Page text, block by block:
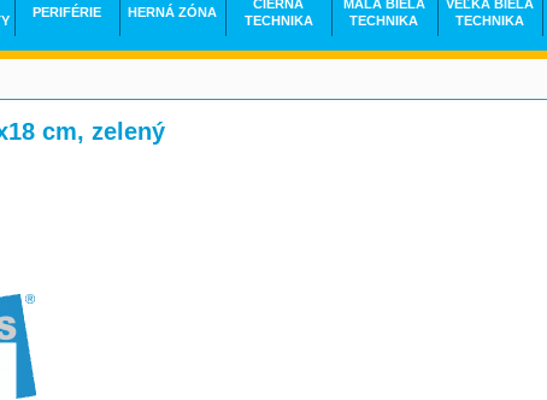
cm, zelený
PERIFÉRIE HERNÁ ZÓNA
ČIERNA
TECHNIKA
MALÁ BIELA
TECHNIKA
VEĽKÁ BIELA
TECHNIKA